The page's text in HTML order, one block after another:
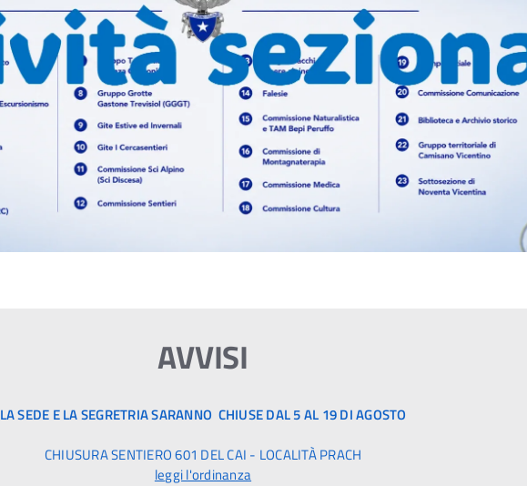
AVVISI
LA SEDE E LA SEGRETRIA SARANNO CHIUSE DAL 5 AL 19 DI AGOSTO
CHIUSURA SENTIERO 601 DEL CAI - LOCALITÀ PRACH
leggi l'ordinanza